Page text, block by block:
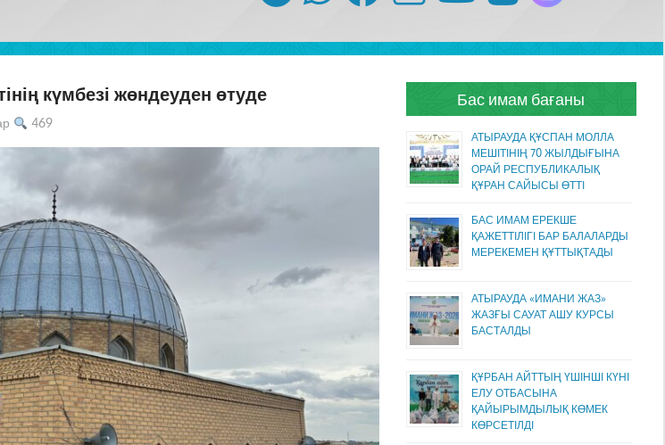
күмбезі жөндеуден өтуде
469
Бас имам бағаны
АТЫРАУДА ҚҰСПАН МОЛЛА
МЕШІТІНІҢ 70 ЖЫЛДЫҒЫНА
ОРАЙ РЕСПУБЛИКАЛЫҚ
ҚҰРАН САЙЫСЫ ӨТТІ
БАС ИМАМ ЕРЕКШЕ
ҚАЖЕТТІЛІГІ БАР БАЛАЛАРДЫ
МЕРЕКЕМЕН ҚҰТТЫҚТАДЫ
АТЫРАУДА «ИМАНИ ЖАЗ»
ЖАЗҒЫ САУАТ АШУ КУРСЫ
БАСТАЛДЫ
ҚҰРБАН АЙТТЫҢ ҮШІНШІ КҮНІ
ЕЛУ ОТБАСЫНА
ҚАЙЫРЫМДЫЛЫҚ КӨМЕК
КӨРСЕТІЛДІ